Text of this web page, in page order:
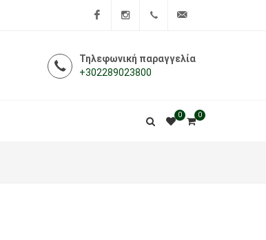
Τηλεφωνική παραγγελία
+302289023800
0
0